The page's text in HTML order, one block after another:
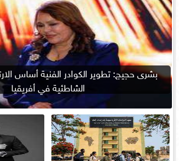
بشرى حجيج: تطوير الكوادر الفنية أساس
الشاطئية في أفريقيا